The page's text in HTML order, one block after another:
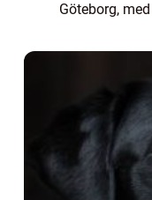
Göteborg,
rätt d&aum...